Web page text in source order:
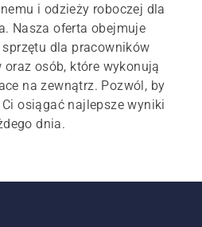
i odzieży roboczej dla
Nasza oferta obejmuje
dla pracowników
oraz osób, które wykonują
na zewnątrz. Pozwól, by
osiągać najlepsze wyniki
dnia.